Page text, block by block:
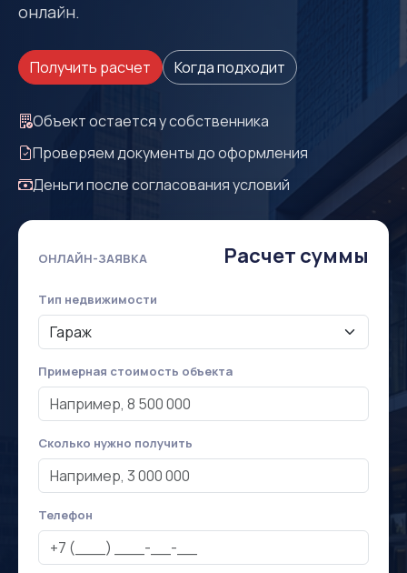
онлайн.
Получить расчет Когда подходит
Объект остается у собственника
Проверяем документы до оформления
Деньги после согласования условий
ОНЛАЙН-ЗАЯВКА Расчет суммы
Тип недвижимости
Примерная стоимость объекта
Сколько нужно получить
Телефон